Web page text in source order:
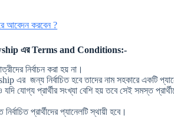
করবেন ?
এর Terms and Conditions:-
নির্বাচন করা হয় না।
এর জন্য নির্বাচিত হবে তাদের নাম সহকারে একটি
যদি যোগ্য প্রার্থীর সংখ্যা বেশি হয় তবে সেই সমস্ত
প্রার্থীদের প্যানেলটি স্থায়ী হবে।